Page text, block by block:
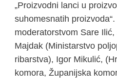
„Proizvodni lanci u
suhomesnatih
moderatorstvom Sare
Majdak (Ministarstvo
ribarstva), Igor Mikulić,
komora, Županijska